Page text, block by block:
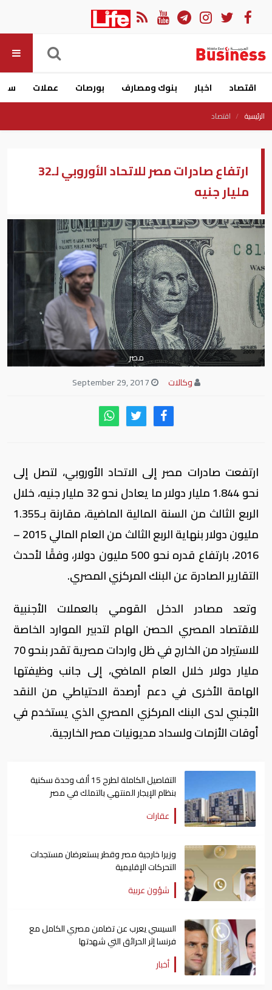
اقتصاد اخبار بنوك ومصارف بورصات عملات
الرئيسية اقتصاد
ارتفاع صادرات مصر للاتحاد الأوروبي لـ32
مليار جنيه
مصر
وكالات
ارتفعت صادرات مصر إلى الاتحاد الأوروبي، لتصل إلى
نحو 1.844 مليار دولار ما يعادل نحو 32 مليار جنيه، خلال
الربع الثالث من السنة المالية الماضية، مقارنة بـ1.355
مليون دولار بنهاية الربع الثالث من العام المالي 2015 –
2016، بارتفاع قدره نحو 500 مليون دولار، وفقًا لأحدث
التقارير الصادرة عن البنك المركزي المصري.
وتعد مصادر الدخل القومي بالعملات الأجنبية
للاقتصاد المصري الحصن الهام لتدبير الموارد الخاصة
للاستيراد من الخارج في ظل واردات مصرية تقدر بنحو 70
مليار دولار خلال العام الماضي، إلى جانب وظيفتها
الهامة الأخرى في دعم أرصدة الاحتياطي من النقد
الأجنبي لدى البنك المركزي المصري الذي يستخدم في
أوقات الأزمات ولسداد مديونيات مصر الخارجية.
التفاصيل الكاملة لطرح 15 ألف وحدة سكنية
بنظام الإيجار المنتهي بالتملك في مصر
عقارات
وزيرا خارجية مصر وقطر يستعرضان مستجدات
التحركات الإقليمية
شؤون عربية
السيسي يعرب عن تضامن مصري الكامل مع
فرنسا إثر الحرائق التي شهدتها
أخبار